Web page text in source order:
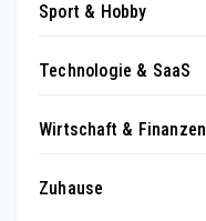
Sport & Hobby
Technologie & SaaS
Wirtschaft & Finanzen
Zuhause